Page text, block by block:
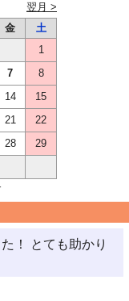
翌月 >
金
土
1
7
8
14
15
21
22
28
29
！ とても助かり